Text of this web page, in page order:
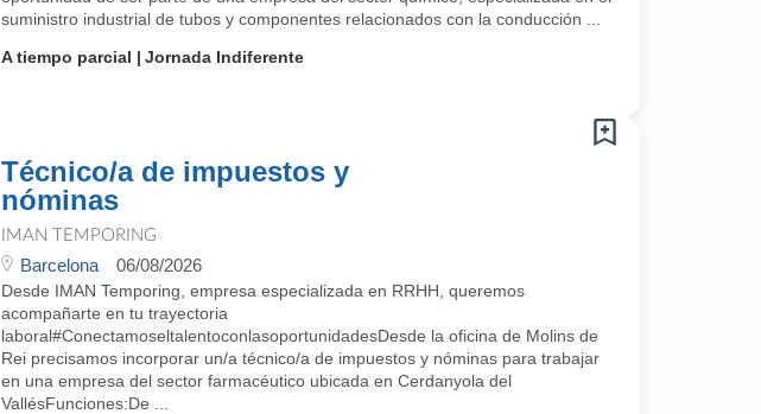
suministro industrial de tubos y componentes relacionados con la conducción ...
A tiempo parcial
Jornada Indiferente
Técnico/a de impuestos y
nóminas
IMAN TEMPORING
Barcelona 06/08/2026
Desde IMAN Temporing, empresa especializada en RRHH, queremos
acompañarte en tu trayectoria
laboral#ConectamoseltalentoconlasoportunidadesDesde la oficina de Molins de
Rei precisamos incorporar un/a técnico/a de impuestos y nóminas para trabajar
en una empresa del sector farmacéutico ubicada en Cerdanyola del
VallésFunciones:De ...